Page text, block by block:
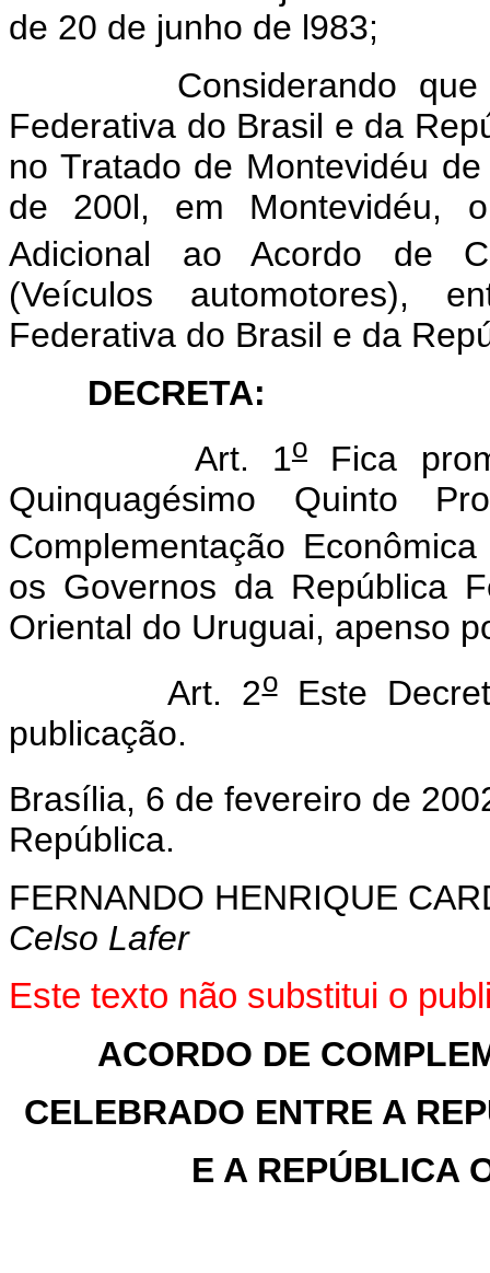
de 20 de junho de l983;
Considerando que os
Federativa do Brasil e da
no Tratado de Montevidéu
de 200l, em Montevidéu,
Adicional ao Acordo de
(Veículos automotores),
Federativa do Brasil e da
DECRETA:
Art. 1oFica
Quinquagésimo Quinto
Complementação
os Governos da República
Oriental do Uruguai, apenso
Art. 2oEste
publicação.
Brasília, 6 de fevereiro de
República.
FERNANDO HENRIQUE
Celso Lafer
Este texto não substitui o
ACORDO DE
CELEBRADO ENTRE A
E A REPÚBLICA